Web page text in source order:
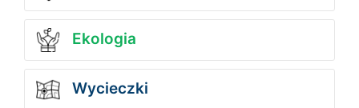
Ekologia
Wycieczki